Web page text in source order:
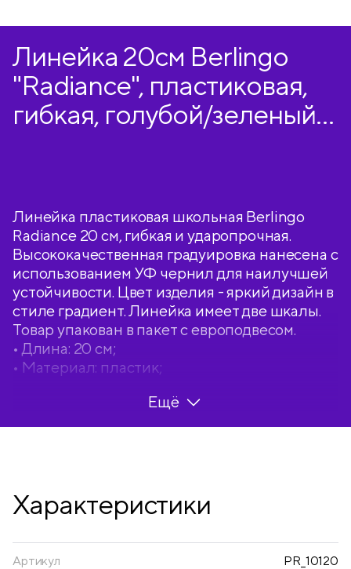
Линейка 20см Berlingo
"Radiance", пластиковая,
гибкая, голубой/зеленый
Линейка пластиковая школьная Berlingo
Radiance 20 см, гибкая и ударопрочная.
Высококачественная градуировка нанесена с
использованием УФ чернил для наилучшей
устойчивости. Цвет изделия - яркий дизайн в
стиле градиент. Линейка имеет две шкалы.
Товар упакован в пакет с европодвесом.
• Длина: 20 см;
• Материал: пластик;
Ещё
Характеристики
Артикул PR_10120